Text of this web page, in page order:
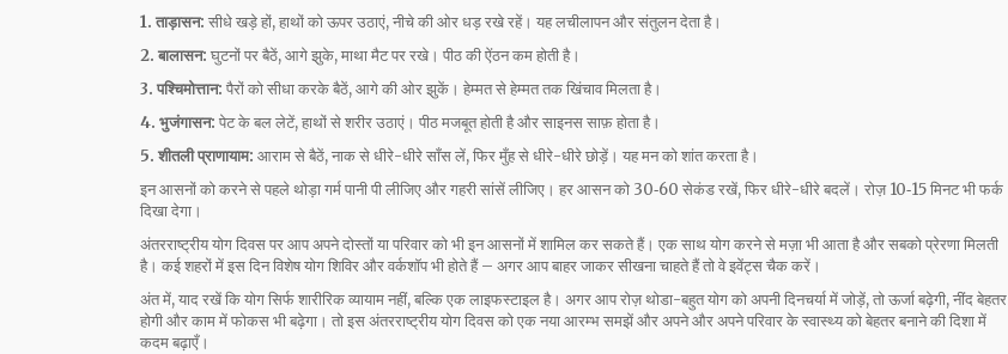
1. ताड़ासन: सीधे खड़े हों, हाथों को ऊपर उठाएं, नीचे की ओर धड़ रखे रहें। यह लचीलापन और संतुलन देता है।
2. बालासन: घुटनों पर बैठें, आगे झुके, माथा मैट पर रखे। पीठ की ऐंठन कम होती है।
3. पश्चिमोत्तान: पैरों को सीधा करके बैठें, आगे की ओर झुकें। हेम्‍मत से हेम्‍मत तक खिंचाव मिलता है।
4. भुजंगासन: पेट के बल लेटें, हाथों से शरीर उठाएं। पीठ मजबूत होती है और साइनस साफ़ होता है।
5. शीतली प्राणायाम: आराम से बैठें, नाक से धीरे-धीरे साँस लें, फिर मुँह से धीरे-धीरे छोड़ें। यह मन को शांत करता है।
इन आसनों को करने से पहले थोड़ा गर्म पानी पी लीजिए और गहरी सांसें लीजिए। हर आसन को 30‑60 सेकंड रखें, फिर धीरे-धीरे बदलें। रोज़ 10‑15 मिनट भी फर्क
दिखा देगा।
अंतरराष्ट्रीय योग दिवस पर आप अपने दोस्तों या परिवार को भी इन आसनों में शामिल कर सकते हैं। एक साथ योग करने से मज़ा भी आता है और सबको प्रेरणा मिलती
है। कई शहरों में इस दिन विशेष योग शिविर और वर्कशॉप भी होते हैं – अगर आप बाहर जाकर सीखना चाहते हैं तो वे इवेंट्स चैक करें।
अंत में, याद रखें कि योग सिर्फ शारीरिक व्यायाम नहीं, बल्कि एक लाइफस्टाइल है। अगर आप रोज़ थोडा-बहुत योग को अपनी दिनचर्या में जोड़ें, तो ऊर्जा बढ़ेगी, नींद बेहतर
होगी और काम में फोकस भी बढ़ेगा। तो इस अंतरराष्ट्रीय योग दिवस को एक नया आरम्भ समझें और अपने और अपने परिवार के स्वास्थ्य को बेहतर बनाने की दिशा में
कदम बढ़ाएँ।